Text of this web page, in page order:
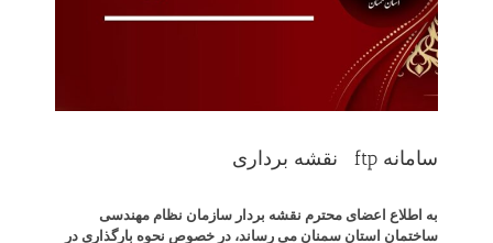
سامانه ftp نقشه برداری
به اطلاع اعضای محترم نقشه بردار سازمان نظام مهندسی
ساختمان استان سمنان می رساند، در خصوص نحوه بارگذاری در